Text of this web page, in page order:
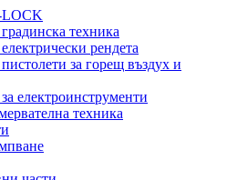
LOCK
техника
рендета
за горещ въздух и
електроинструменти
техника